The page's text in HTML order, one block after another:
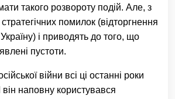
такого розвороту подій. Але, з
помилок (відторгнення
і приводять до того, що
пустоти.
війни всі ці останні роки
він наповну користувався